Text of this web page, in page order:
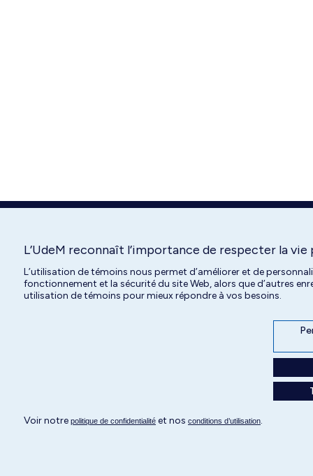
L’UdeM reconnaît l’importance de respecter la vie
L’utilisation de témoins nous permet d’améliorer et de
fonctionnement et la sécurité du site Web, alors que d’autres
utilisation de témoins pour mieux répondre à vos besoins.
Voir notre politique de confidentialité et nos conditions d’utilisation.